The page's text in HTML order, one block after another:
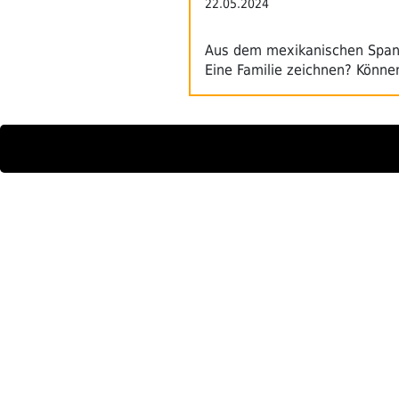
22.05.2024
Aus dem mexikanischen
Eine Familie zeichnen?